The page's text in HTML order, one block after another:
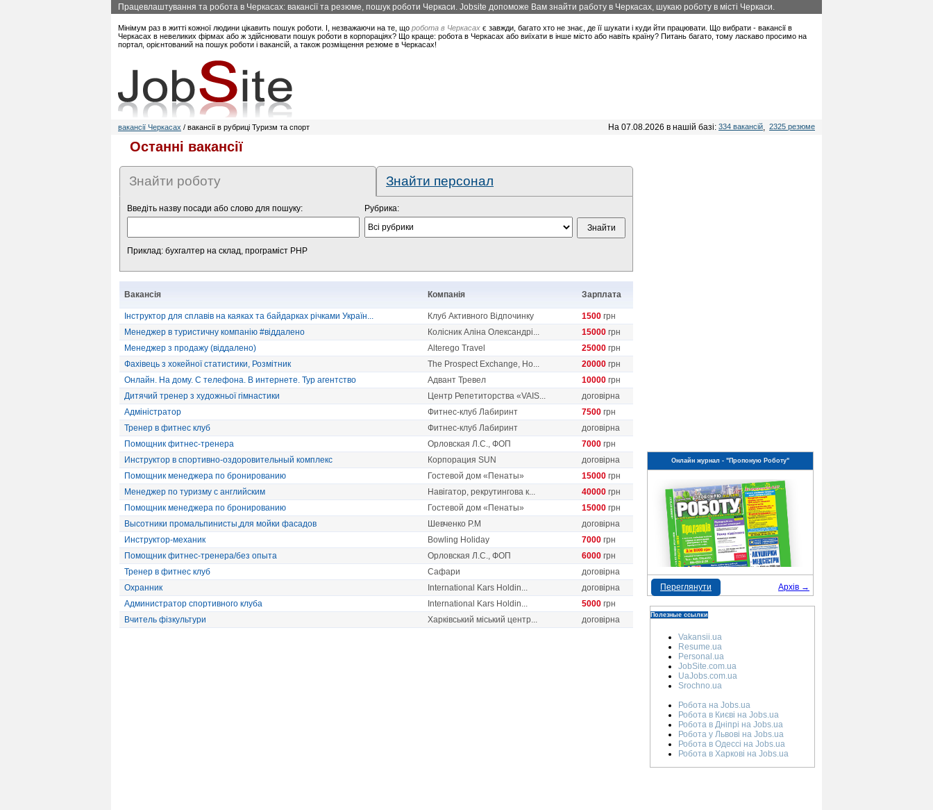
Працевлаштування та робота в Черкасах: вакансії та резюме, пошук роботи Черкаси. Jobsite допоможе Вам знайти работу в Черкасах, шукаю роботу в місті Черкаси.
Мінімум раз в житті кожної людини цікавить пошук роботи. І, незважаючи на те, що робота в Черкасах є завжди, багато хто не знає, де її шукати і куди йти працювати. Що вибрати - вакансії в
Черкасах в невеликих фірмах або ж здійснювати пошук роботи в корпораціях? Що краще: робота в Черкасах або виїхати в інше місто або навіть країну? Питань багато, тому ласкаво просимо на
портал, орієнтований на пошук роботи і вакансій, а також розміщення резюме в Черкасах!
вакансії Черкасах / вакансії в рубриці Туризм та спорт На 07.08.2026 в нашій базі: 334 вакансій, 2325 резюме
Останні вакансії
Знайти роботу Знайти персонал
Введіть назву посади або слово для пошуку:
Приклад: бухгалтер на склад, програміст PHP
Рубрика:
Вакансія Компанія Зарплата
Інструктор для сплавів на каяках та байдарках річками Україн... Клуб Активного Відпочинку 1500 грн
Менеджер в туристичну компанію #віддалено
Колісник Аліна Олександрі... 15000 грн
Менеджер з продажу (віддалено)
Alterego Travel 25000 грн
Фахівець з хокейної статистики, Розмітник
The Prospect Exchange, Ho... 20000 грн
Онлайн. На дому. С телефона. В интернете. Тур агентство
Адвант Тревел 10000 грн
Дитячий тренер з художньої гімнастики
Центр Репетиторства «VAIS...
договірна
Адміністратор
Фитнес-клуб Лабиринт 7500 грн
Тренер в фитнес клуб
Фитнес-клуб Лабиринт
договірна
Помощник фитнес-тренера
Орловская Л.С., ФОП 7000 грн
Инструктор в спортивно-оздоровительный комплекс
Корпорация SUN
договірна
Помощник менеджера по бронированию
Гостевой дом «Пенаты» 15000 грн
Менеджер по туризму с английским
Навігатор, рекрутингова к... 40000 грн
Помощник менеджера по бронированию
Гостевой дом «Пенаты» 15000 грн
Высотники промальпинисты,для мойки фасадов
Шевченко Р.М
договірна
Инструктор-механик
Bowling Holiday 7000 грн
Помощник фитнес-тренера/без опыта
Орловская Л.С., ФОП 6000 грн
Тренер в фитнес клуб
Cафари
договірна
Охранник
International Kars Holdin...
договірна
Администратор спортивного клуба
International Kars Holdin... 5000 грн
Вчитель фізкультури
Харківський міський центр... договірна
Онлайн журнал - "Пропоную Роботу"
Архів →
Переглянути
Полезные ссылки
Vakansii.ua
Resume.ua
Personal.ua
JobSite.com.ua
UaJobs.com.ua
Srochno.ua
Робота на Jobs.ua
Робота в Києві на Jobs.ua
Робота в Дніпрі на Jobs.ua
Робота у Львові на Jobs.ua
Робота в Одессі на Jobs.ua
Робота в Харкові на Jobs.ua